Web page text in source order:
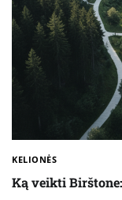
KELIONĖS
Ką veikti